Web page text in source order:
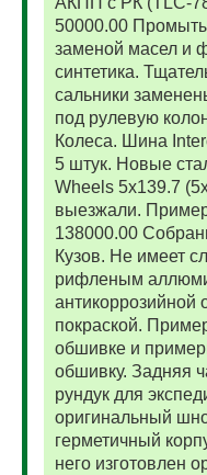
50000.00
заменой масел и
синтетика.
сальники
под рулевую
Колеса. Шина
5 штук. Новые
Wheels 5x139.7
выезжали.
138000.00
Кузов. Не имеет
рифленым
антикоррозийной
покраской.
обшивке и
обшивку. Задняя
рундук для
оригинальный
герметичный
него изготовлен